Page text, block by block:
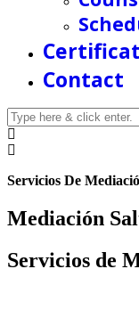
Contact
Servicios De
Mediación
Servicios de